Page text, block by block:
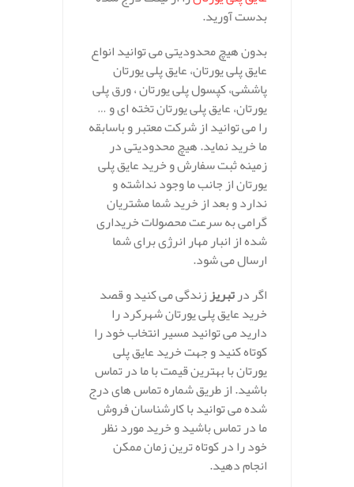
بدست آورید.
بدون هیچ محدودیتی می توانید انواع
عایق پلی یورتان، عایق پلی یورتان
پاششی، کپسول پلی یورتان ، ورق پلی
یورتان، عایق پلی یورتان تخته ای و …
را می توانید از شرکت معتبر و باسابقه
ما خرید نماید. هیچ محدودیتی در
زمینه ثبت سفارش و خرید عایق پلی
یورتان از جانب ما وجود نداشته و
ندارد و بعد از خرید شما مشتریان
گرامی به سرعت محصولات خریداری
شده از انبار مهار انرژی برای شما
ارسال می شود.
اگر درتبریززندگی می کنید و قصد
خرید عایق پلی یورتان شهرکرد را
دارید می توانید مسیر انتخاب خود را
کوتاه کنید و جهت خرید عایق پلی
یورتان با بهترین قیمت با ما در تماس
باشید. از طریق شماره تماس های درج
شده می توانید با کارشناسان فروش
ما در تماس باشید و خرید مورد نظر
خود را در کوتاه ترین زمان ممکن
انجام دهید.